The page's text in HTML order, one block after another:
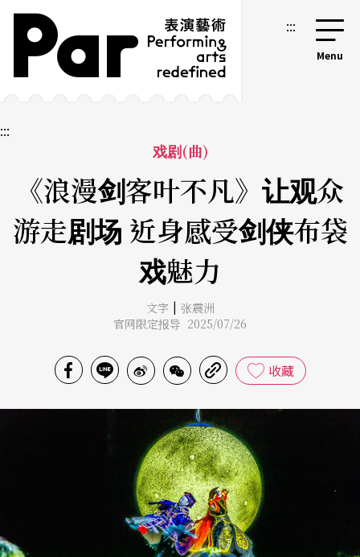
跳到主要内容区块
网站导览 :::
:::
戏剧(曲)
《浪漫剑客叶不凡》让观众
游走剧场 近身感受剑侠布袋
戏魅力
文字 | 张震洲
官网限定报导 2025/07/26
收藏